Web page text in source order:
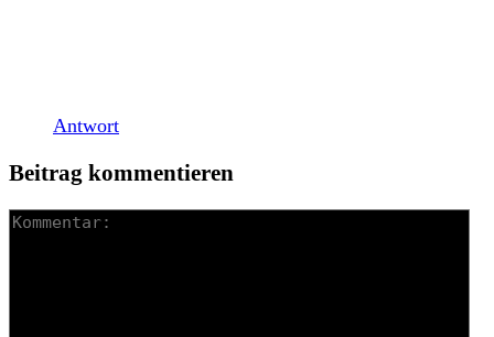
Antwort
Beitrag kommentieren